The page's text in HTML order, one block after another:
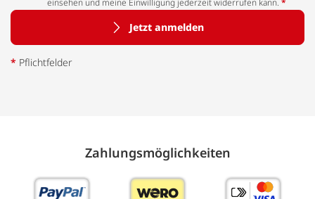
einsehen und meine Einwilligung jederzeit widerrufen kann. *
Jetzt anmelden
* Pflichtfelder
Zahlungs­möglich­keiten